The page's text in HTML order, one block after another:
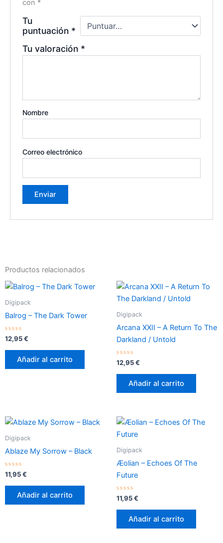
con *
Tu
puntuación *
Tu valoración *
Nombre
Correo electrónico
Productos relacionados
Digipack
Balrog – The Dark Tower
Valorado
con
0
12,95€
Añadir al carrito
Digipack
Arcana XXII – A Return To The
Darkland / Untold
Valorado
con
0
12,95€
Añadir al carrito
Digipack
Ablaze My Sorrow – Black
Valorado
con
0
11,95€
Añadir al carrito
Digipack
Æolian – Echoes Of The
Future
Valorado
con
0
11,95€
Añadir al carrito